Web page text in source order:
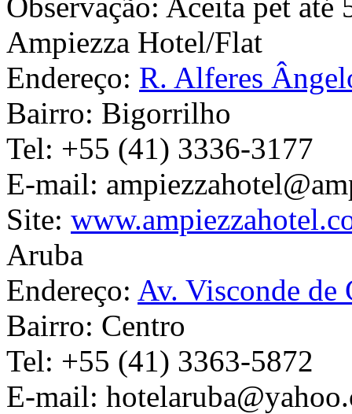
Ampiezza Hotel/Flat
Endereço: R. Alferes
Bairro: Bigorrilho
Tel: +55 (41) 3336-3177
E-mail:
Site:
Aruba
Endereço: Av. Visconde de
Bairro: Centro
Tel: +55 (41) 3363-5872
E-mail: